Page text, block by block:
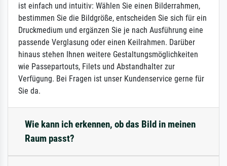
ist einfach und intuitiv: Wählen Sie einen Bilderrahmen,
bestimmen Sie die Bildgröße, entscheiden Sie sich für ein
Druckmedium und ergänzen Sie je nach Ausführung eine
passende Verglasung oder einen Keilrahmen. Darüber
hinaus stehen Ihnen weitere Gestaltungsmöglichkeiten
wie Passepartouts, Filets und Abstandhalter zur
Verfügung. Bei Fragen ist unser Kundenservice gerne für
Sie da.
Wie kann ich erkennen, ob das Bild in meinen
Raum passt?